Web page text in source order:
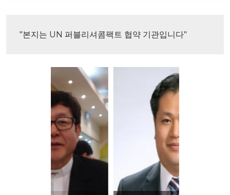
"본지는 UN 퍼블리셔콤팩트 협약 기관입니다"